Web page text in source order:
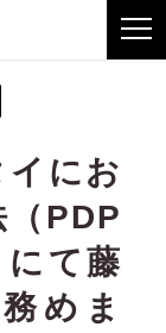
イにお
PDP
て藤
めま